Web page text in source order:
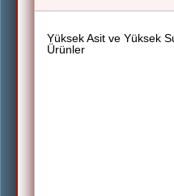
Yüksek Asit ve Yüksek
Ürünler